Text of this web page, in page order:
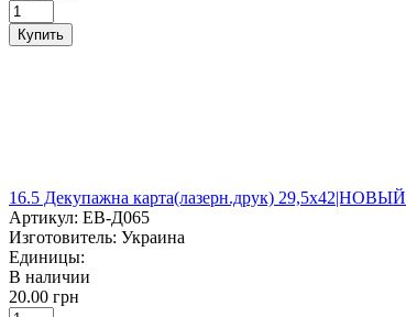
Купить
16.5 Декупажна карта(лазерн.друк)
Артикул: ЕВ-Д065
Изготовитель: Украина
Единицы:
В наличии
20.00 грн